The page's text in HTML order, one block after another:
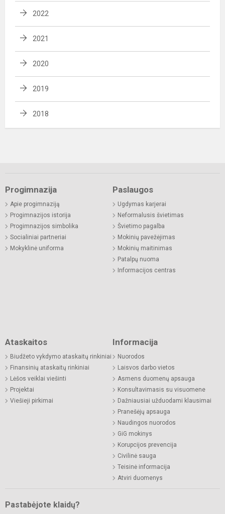
2022
2021
2020
2019
2018
Progimnazija
Apie progimnaziją
Progimnazijos istorija
Progimnazijos simbolika
Socialiniai partneriai
Mokyklinė uniforma
Paslaugos
Ugdymas karjerai
Neformalusis švietimas
Švietimo pagalba
Mokinių pavežėjimas
Mokinių maitinimas
Patalpų nuoma
Informacijos centras
Ataskaitos
Biudžeto vykdymo ataskaitų rinkiniai
Finansinių ataskaitų rinkiniai
Lėšos veiklai viešinti
Projektai
Viešieji pirkimai
Informacija
Nuorodos
Laisvos darbo vietos
Asmens duomenų apsauga
Konsultavimasis su visuomene
Dažniausiai užduodami klausimai
Pranešėjų apsauga
Naudingos nuorodos
GiG mokinys
Korupcijos prevencija
Civilinė sauga
Teisinė informacija
Atviri duomenys
Pastabėjote klaidų?